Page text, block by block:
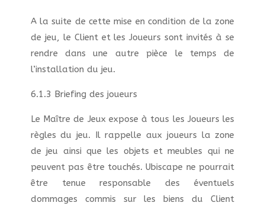
A la suite de cette mise en condition de la zone
de jeu, le Client et les Joueurs sont invités à se
rendre dans une autre pièce le temps de
l’installation du jeu.
6.1.3 Briefing des joueurs
Le Maître de Jeux expose à tous les Joueurs les
règles du jeu. Il rappelle aux joueurs la zone
de jeu ainsi que les objets et meubles qui ne
peuvent pas être touchés. Ubiscape ne pourrait
être tenue responsable des éventuels
dommages commis sur les biens du Client